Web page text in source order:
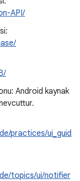
API/
Android kaynak
practices/ui_guid
topics/ui/notifier